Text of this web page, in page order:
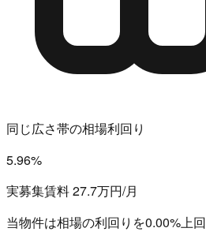
同じ広さ帯の相場利回り
5.96%
実募集賃料 27.7万円/月
当物件は相場の利回りを0.00%上回